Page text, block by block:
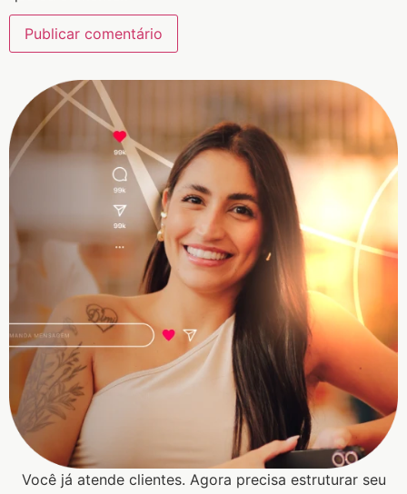
Você já atende clientes. Agora precisa estruturar seu